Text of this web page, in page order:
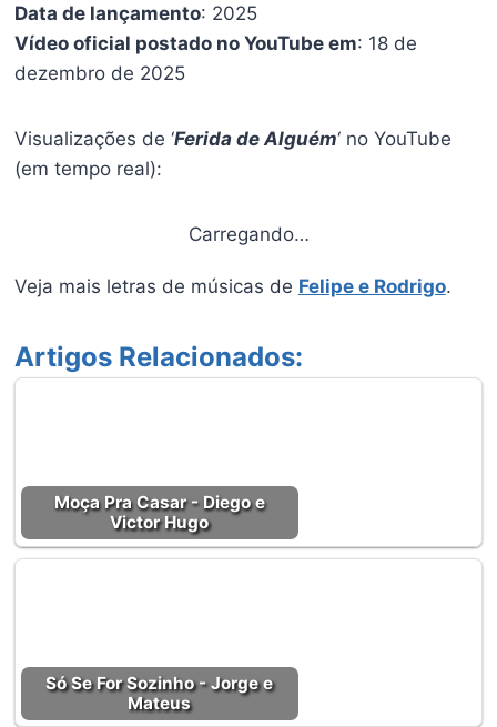
Data de lançamento: 2025
Vídeo oficial postado no YouTube em: 18 de
dezembro de 2025
Visualizações de ‘Ferida de Alguém‘ no YouTube
(em tempo real):
Carregando…
Veja mais letras de músicas de Felipe e Rodrigo.
Artigos Relacionados:
Moça Pra Casar - Diego e
Victor Hugo
Só Se For Sozinho - Jorge e
Mateus